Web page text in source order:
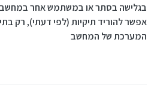
בגלישה בסתר או במשתמש אחר במחשב,
אפשר להוריד תיקיות (לפי דעתי), רק
המערכת של המחשב